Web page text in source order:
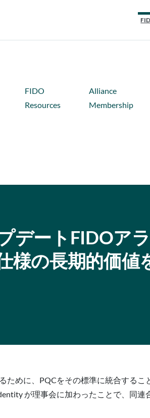
FIDO
Resources
Alliance
Membership
ートFIDOアラ
様の長期的価値
ために、PQCをその標準に統合する
が理事会に加わったことで、同連